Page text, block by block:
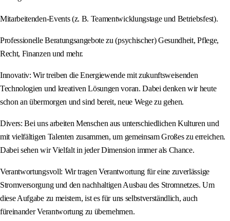
Mitarbeitenden-Events (z. B. Teamentwicklungstage und Betriebsfest).
Professionelle Beratungsangebote zu (psychischer) Gesundheit, Pflege,
Recht, Finanzen und mehr.
Innovativ: Wir treiben die Energiewende mit zukunftsweisenden
Technologien und kreativen Lösungen voran. Dabei denken wir heute
schon an übermorgen und sind bereit, neue Wege zu gehen.
Divers: Bei uns arbeiten Menschen aus unterschiedlichen Kulturen und
mit vielfältigen Talenten zusammen, um gemeinsam Großes zu erreichen.
Dabei sehen wir Vielfalt in jeder Dimension immer als Chance.
Verantwortungsvoll: Wir tragen Verantwortung für eine zuverlässige
Stromversorgung und den nachhaltigen Ausbau des Stromnetzes. Um
diese Aufgabe zu meistern, ist es für uns selbstverständlich, auch
füreinander Verantwortung zu übernehmen.